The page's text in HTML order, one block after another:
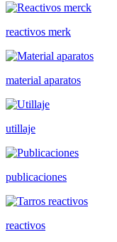
reactivos merk
material aparatos
utillaje
publicaciones
reactivos